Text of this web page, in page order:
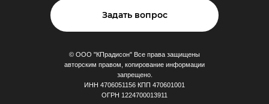
клиентоориентированность, и главное —
качественная мебель за разумные деньги.
Приобрела шкаф, осталась очень довольна.
Отдельное спасибо монтажникам, и дизайнеру
© ООО "КПрадисон" Все права защищены
авторским правом, копирование информации
запрещено.
ИНН 4706051156 КПП 470601001
ОГРН 1224700013911
Задать вопрос